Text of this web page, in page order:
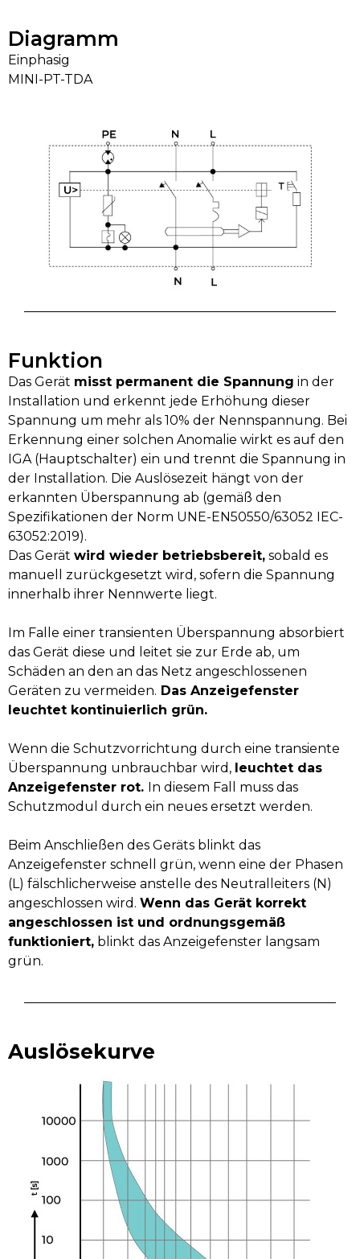
Diagramm
Einphasig
MINI-PT-TDA
Funktion
Das Gerät misst permanent die Spannung in der
Installation und erkennt jede Erhöhung dieser
Spannung um mehr als 10% der Nennspannung. Bei
Erkennung einer solchen Anomalie wirkt es auf den
IGA (Hauptschalter) ein und trennt die Spannung in
der Installation. Die Auslösezeit hängt von der
erkannten Überspannung ab (gemäß den
Spezifikationen der Norm UNE-EN50550/63052 IEC-
63052:2019).
Das Gerät wird wieder betriebsbereit, sobald es
manuell zurückgesetzt wird, sofern die Spannung
innerhalb ihrer Nennwerte liegt.
Im Falle einer transienten Überspannung absorbiert
das Gerät diese und leitet sie zur Erde ab, um
Schäden an den an das Netz angeschlossenen
Geräten zu vermeiden. Das Anzeigefenster
leuchtet kontinuierlich grün.
Wenn die Schutzvorrichtung durch eine transiente
Überspannung unbrauchbar wird, leuchtet das
Anzeigefenster rot. In diesem Fall muss das
Schutzmodul durch ein neues ersetzt werden.
Beim Anschließen des Geräts blinkt das
Anzeigefenster schnell grün, wenn eine der Phasen
(L) fälschlicherweise anstelle des Neutralleiters (N)
angeschlossen wird. Wenn das Gerät korrekt
angeschlossen ist und ordnungsgemäß
funktioniert, blinkt das Anzeigefenster langsam
grün.
Auslösekurve